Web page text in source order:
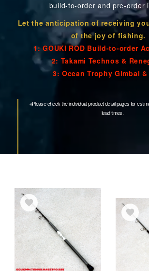
build-to-order and pre-order
Let the anticipation of receiving
of the joy of fishing.
1: GOUKI ROD Build-to-order
2: Takami Technos &
3: Ocean Trophy Gimbal
※Please check the individual product detail pages for
lead times.